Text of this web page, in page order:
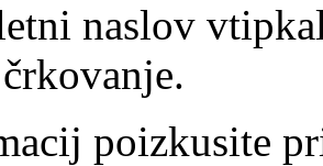
naslov
poizkusite